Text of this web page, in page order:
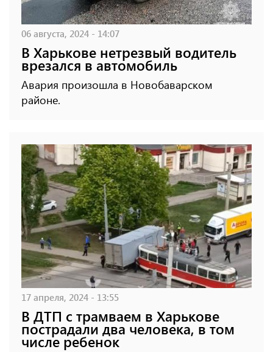
06 августа, 2024 - 14:07
В Харькове нетрезвый водитель
врезался в автомобиль
Авария произошла в Новобаварском
районе.
17 апреля, 2024 - 13:55
В ДТП с трамваем в Харькове
пострадали два человека, в том
числе ребенок